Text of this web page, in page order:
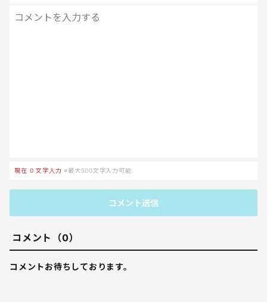
現在 0 文字入力 ※最大500文字入力可能
コメント送信
コメント（0）
コメントお待ちしております。